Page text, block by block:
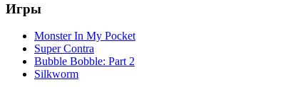
Игры
Monster In My Pocket
Super Contra
Bubble Bobble: Part 2
Silkworm